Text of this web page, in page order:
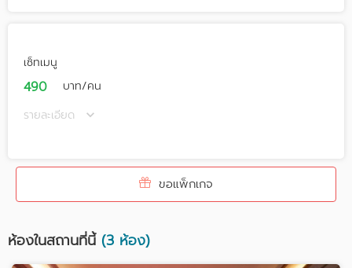
เซ็ทเมนู
490
บาท/คน
รายละเอียด
ขอแพ็กเกจ
ห้องในสถานที่นี้(3 ห้อง)